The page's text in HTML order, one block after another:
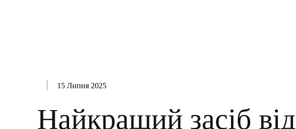
15 Липня 2025
Найкращий засіб від